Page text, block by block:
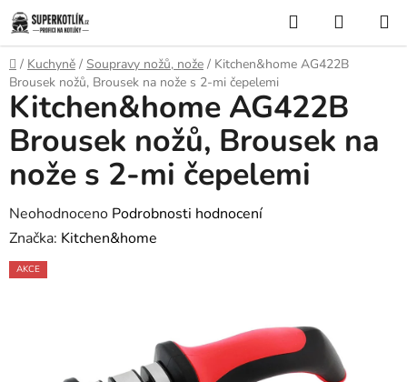
Přejít
na
obsah
Hledat
KOŠÍK
Domů
/ Kuchyně / Soupravy nožů, nože / Kitchen&home AG422B
Brousek nožů, Brousek na nože s 2-mi čepelemi
Kitchen&home AG422B
Brousek nožů, Brousek na
nože s 2-mi čepelemi
Průměrné
hodnocení
produktu
Neohodnoceno Podrobnosti hodnocení
Značka: Kitchen&home
AKCE